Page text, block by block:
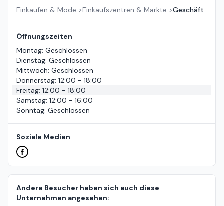
Einkaufen & Mode >Einkaufszentren & Märkte >Geschäft
Öffnungszeiten
Montag: Geschlossen
Dienstag: Geschlossen
Mittwoch: Geschlossen
Donnerstag: 12:00 - 18:00
Freitag: 12:00 - 18:00
Samstag: 12:00 - 16:00
Sonntag: Geschlossen
Soziale Medien
Andere Besucher haben sich auch diese
Unternehmen angesehen: